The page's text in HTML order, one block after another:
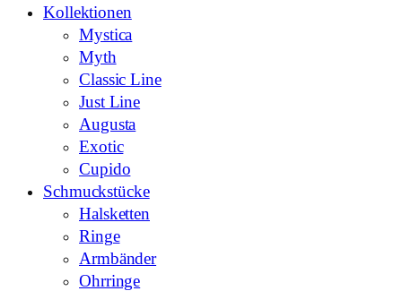
Kollektionen
Mystica
Myth
Classic Line
Just Line
Augusta
Exotic
Cupido
Schmuckstücke
Halsketten
Ringe
Armbänder
Ohrringe